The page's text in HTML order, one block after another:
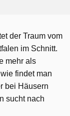
der Traum vom
im Schnitt.
mehr als
findet man
bei Häusern
sucht nach